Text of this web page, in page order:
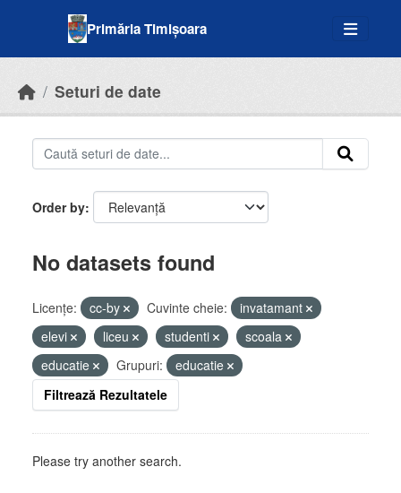
Primăria Timișoara
Seturi de date
Order by
No datasets found
Licenţe: cc-by Cuvinte cheie:
invatamant
elevi
liceu studenti
scoala
educatie
Grupuri:
educatie
Filtrează Rezultatele
Please try another search.